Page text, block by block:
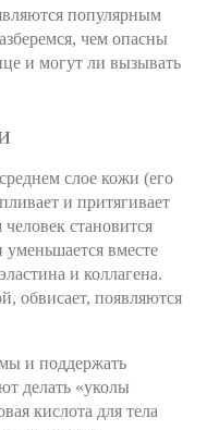
популярным
чем опасны
и могут ли вызывать
слое кожи (его
и притягивает
становится
уменьшается вместе
и коллагена.
обвисает, появляются
и поддержать
делать «уколы
кислота для тела